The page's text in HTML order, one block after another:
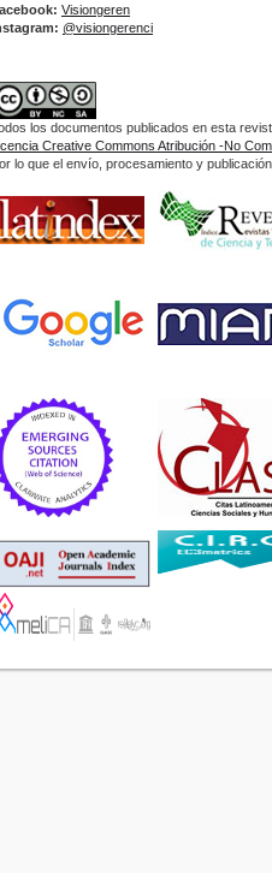
Visiongeren
@visiongerenci
los documentos publicados en esta
Creative Commons Atribución -No
lo que el envío, procesamiento y